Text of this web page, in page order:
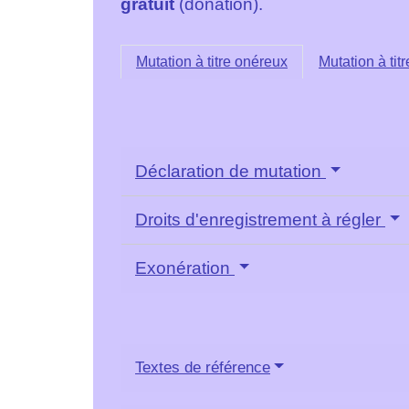
Mutation à titre onéreux Mutation à
Déclaration de mutation
Droits d'enregistrement à régler
Exonération
Textes de référence